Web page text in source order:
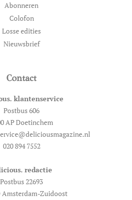
Abonneren
Colofon
Losse edities
Nieuwsbrief
Contact
klantenservice
Postbus 606
AP Doetinchem
020 894 7552
redactie
Postbus 22693
Amsterdam-Zuidoost